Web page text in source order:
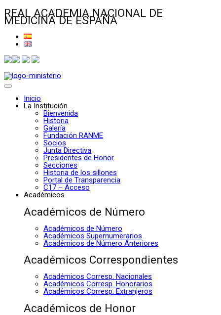
REAL ACADEMIA NACIONAL DE
MEDICINA DE ESPAÑA
Inicio
La Institución
Bienvenida
Historia
Galería
Fundación RANME
Socios
Junta Directiva
Presidentes de Honor
Secciones
Historia de los sillones
Portal de Transparencia
C17 – Acceso
Académicos
Académicos de Número
Académicos de Número
Académicos Supernumerarios
Académicos de Número Anteriores
Académicos Correspondientes
Académicos Corresp. Nacionales
Académicos Corresp. Honorarios
Académicos Corresp. Extranjeros
Académicos de Honor